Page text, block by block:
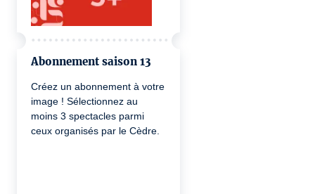
Abonnement saison 13
Créez un abonnement à votre
image ! Sélectionnez au
moins 3 spectacles parmi
ceux organisés par le Cèdre.